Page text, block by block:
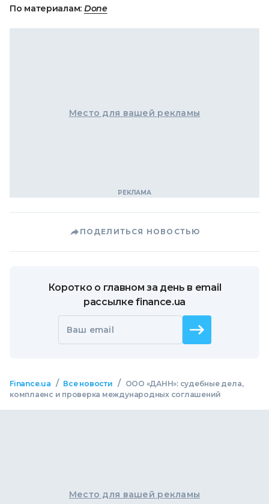
По материалам: Done
Место для вашей рекламы
ПОДЕЛИТЬСЯ НОВОСТЬЮ
Коротко о главном за день в email
рассылке finance.ua
Ваш email
Finance.ua / Все новости /
ООО «ДАНН»: судебные дела,
комплаенс и проверка международных соглашений
Место для вашей рекламы